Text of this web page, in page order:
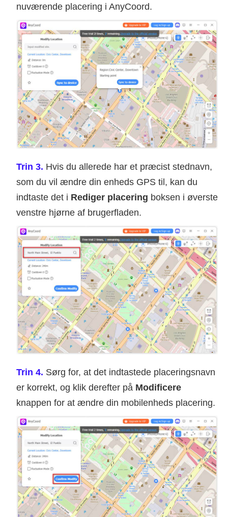
nuværende placering i AnyCoord.
Trin 3. Hvis du allerede har et præcist stednavn,
som du vil ændre din enheds GPS til, kan du
indtaste det i Rediger placering boksen i øverste
venstre hjørne af brugerfladen.
Trin 4. Sørg for, at det indtastede placeringsnavn
er korrekt, og klik derefter på Modificere
knappen for at ændre din mobilenheds placering.